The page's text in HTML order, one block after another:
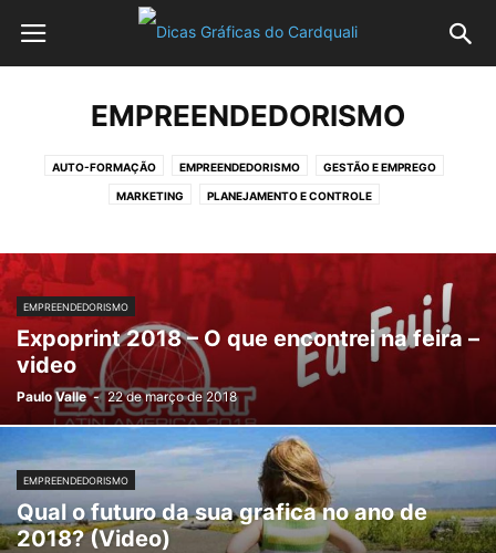
EMPREENDEDORISMO
AUTO-FORMAÇÃO EMPREENDEDORISMO GESTÃO E EMPREGO
MARKETING PLANEJAMENTO E CONTROLE
EMPREENDEDORISMO
Expoprint 2018 – O que encontrei na feira –
video
Paulo Valle - 22 de março de 2018
EMPREENDEDORISMO
Qual o futuro da sua grafica no ano de
2018? (Video)